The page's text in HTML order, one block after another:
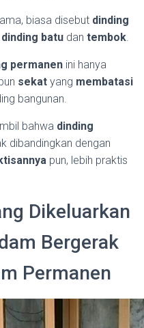
biasa disebut dinding
dinding batu dan tembok.
permanen ini hanya
sekat yang membatasi
bangunan.
bahwa dinding
dibandingkan dengan
pun, lebih praktis
Dikeluarkan
Bergerak
Permanen